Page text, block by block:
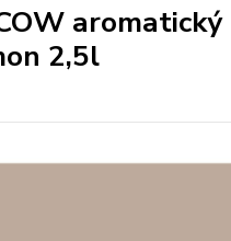
aromatický
2,5l